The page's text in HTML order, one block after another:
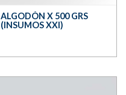
ALGODÓN X 500 GRS
(INSUMOS XXI)